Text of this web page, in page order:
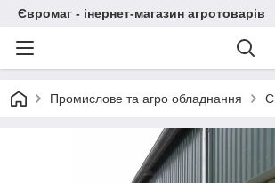
Євромаг - інернет-магазин агротоварів
Промислове та агро обладнання